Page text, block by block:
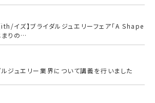
ith/イズ】ブライダルジュエリーフェア「A Shape
りの…
ジュエリー業界について講義を行いました